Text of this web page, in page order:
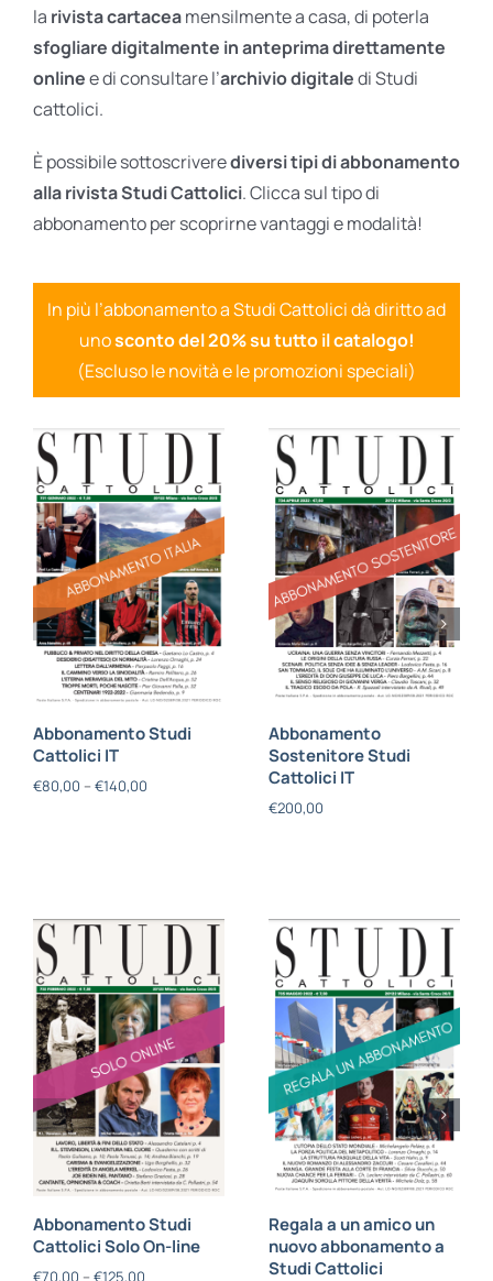
Ares Digital
Ares Gift Card
la rivista cartaceamensilmente a casa, di poterla
sfogliare digitalmente in anteprima direttamente
onlinee di consultare l’archivio digitaledi Studi
cattolici.
È possibile sottoscriverediversi tipi di abbonamento
alla rivista Studi Cattolici. Clicca sul tipo di
abbonamento per scoprirne vantaggi e modalità!
In più l’abbonamento a Studi Cattolici dà diritto ad
unosconto del 20% su tutto il catalogo!
(Escluso le novità e le promozioni speciali)
Abbonamento Studi
Cattolici IT
€80,00 – €140,00
Abbonamento
Sostenitore Studi
Cattolici IT
€200,00
Abbonamento Studi
Cattolici Solo On-line
€70,00 – €125,00
Regala a un amico un
nuovo abbonamento a
Studi Cattolici